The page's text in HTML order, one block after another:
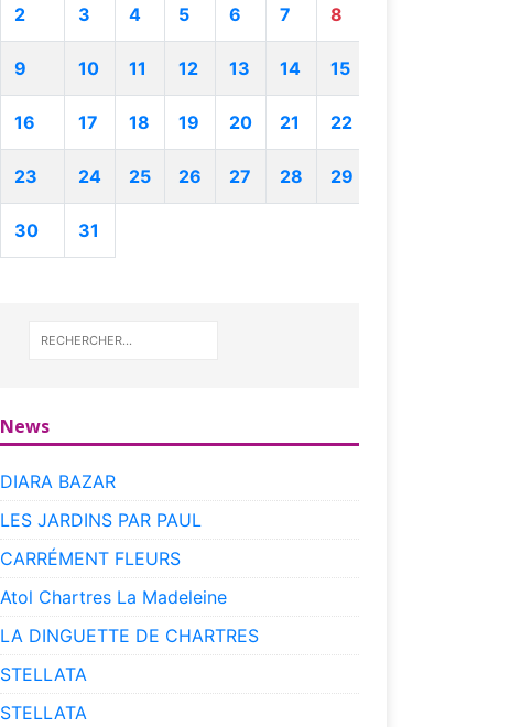
2 3 4 5 6 7 8
9 10 11 12 13 14 15
16 17 18 19 20 21 22
23 24 25 26 27 28 29
30 31
News
DIARA BAZAR
LES JARDINS PAR PAUL
CARRÉMENT FLEURS
Atol Chartres La Madeleine
LA DINGUETTE DE CHARTRES
STELLATA
STELLATA